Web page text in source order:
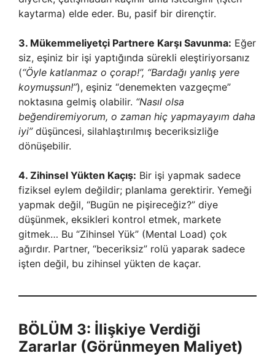
kaytarma) elde eder. Bu, pasif bir dirençtir.
3. Mükemmeliyetçi Partnere Karşı Savunma: Eğer
siz, eşiniz bir işi yaptığında sürekli eleştiriyorsanız
(“Öyle katlanmaz o çorap!”, “Bardağı yanlış yere
koymuşsun!”), eşiniz “denemekten vazgeçme”
noktasına gelmiş olabilir. “Nasıl olsa
beğendiremiyorum, o zaman hiç yapmayayım daha
iyi”düşüncesi, silahlaştırılmış beceriksizliğe
dönüşebilir.
4. Zihinsel Yükten Kaçış: Bir işi yapmak sadece
fiziksel eylem değildir; planlama gerektirir. Yemeği
yapmak değil, “Bugün ne pişireceğiz?” diye
düşünmek, eksikleri kontrol etmek, markete
gitmek… Bu “Zihinsel Yük” (Mental Load) çok
ağırdır. Partner, “beceriksiz” rolü yaparak sadece
işten değil, bu zihinsel yükten de kaçar.
BÖLÜM 3: İlişkiye Verdiği
Zararlar (Görünmeyen Maliyet)